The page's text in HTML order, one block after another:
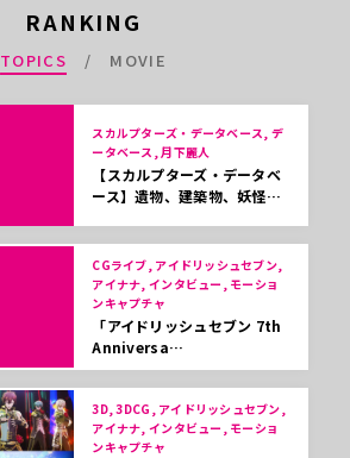
RANKING
TOPICS MOVIE
スカルプターズ・データベース, デ
ータベース, 月下麗人
【スカルプターズ・データベ
ース】遺物、建築物、妖怪…
CGライブ, アイドリッシュセブン,
アイナナ, インタビュー, モーショ
ンキャプチャ
「アイドリッシュセブン 7th
Anniversa…
3D, 3DCG, アイドリッシュセブン,
アイナナ, インタビュー, モーショ
ンキャプチャ